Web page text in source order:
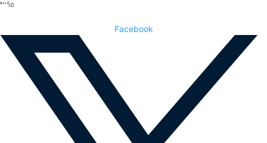
Niño
Facebook